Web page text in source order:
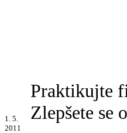
1. 5.
2011
Praktikujte
Zlepšete se